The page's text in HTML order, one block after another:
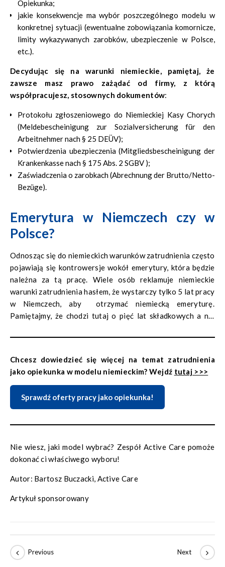
formularze A1, które to są niezbędne, by oddelegowany
pracownik mógł mieć odprowadzane składki w Polsce.
Opiekunka;
jakie konsekwencje ma wybór poszczególnego modelu w
konkretnej sytuacji (ewentualne zobowiązania komornicze,
limity wykazywanych zarobków, ubezpieczenie w Polsce,
etc.).
Decydując się na warunki niemieckie, pamiętaj, że
zawsze masz prawo zażądać od firmy, z którą
współpracujesz, stosownych dokumentów:
Protokołu zgłoszeniowego do Niemieckiej Kasy Chorych
(Meldebescheinigung zur Sozialversicherung für den
Arbeitnehmer nach § 25 DEÜV);
Potwierdzenia ubezpieczenia (Mitgliedsbescheinigung der
Krankenkasse nach § 175 Abs. 2 SGBV );
Zaświadczenia o zarobkach (Abrechnung der Brutto/Netto-
Bezüge).
Emerytura w Niemczech czy w
Polsce?
Odnosząc się do niemieckich warunków zatrudnienia często
pojawiają się kontrowersje wokół emerytury, która będzie
należna za tą pracę. Wiele osób reklamuje niemieckie
warunki zatrudnienia hasłem, że wystarczy tylko 5 lat pracy
w Niemczech, aby otrzymać niemiecką emeryturę.
Pamiętajmy, że chodzi tutaj o pięć lat składkowych a nie
systemie zmianowym (dwa na dwa miesiące lub sześć na
okresu ubezpieczeniowego może wynieść dwukrotnie
więcej. Na szczęście w przypadku, gdy wymagane okresy
ubezpieczeniowe dla uzyskania emerytury w Niemczech nie
zostaną spełnione, okresy ubezpieczeniowe wypracowane
w Niemczech liczą się do okresów ubezpieczeniowych
wypracowywanych w Polsce.
Chcesz dowiedzieć się więcej na temat zatrudnienia
jako opiekunka w modelu niemieckim? Wejdź tutaj >>>
Sprawdź oferty pracy jako opiekunka!
Nie wiesz, jaki model wybrać? Zespół Active Care pomoże
dokonać ci właściwego wyboru!
Autor: Bartosz Buczacki, Active Care
Artykuł sponsorowany